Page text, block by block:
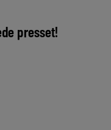
presset!